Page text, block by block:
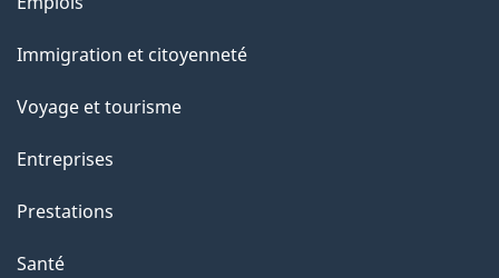
a
p
a
g
e
sujets
Immigration et citoyenneté
Voyage et tourisme
Entreprises
Prestations
Santé